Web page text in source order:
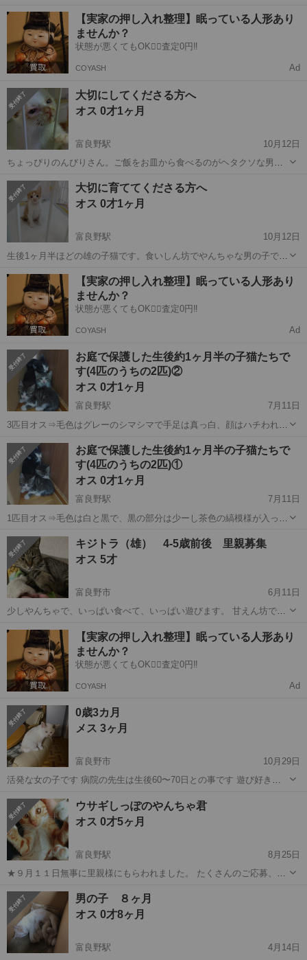
た当初は特に左目がひどい状態でした。途中から大丈夫そうだった右
目が腫れ上がり、今は腫瘍化してしま...
北海道 富良野市 富良野駅 猫 全盲
【実家の押し入れ整理】眠っている人形あり
ませんか？
状態が悪くてもOK🙆‍♀️査定0円‼️
COYASH Ad
大切にしてくださる方へ
オス 0才1ヶ月
富良野駅
10月12日
ちょっぴりのんびりさん。ご飯をお皿から食べるのがヘタクソな男の
開かず、一時体重が減ったりとちょっと心配な子でしたが、ちゃんと
自分でご飯を食べられるくらいにまで...
北海道 富良野市 富良野駅
大切に育ててくださる方へ
オス 0才1ヶ月
富良野駅
10月12日
生後1ヶ月半ほどの雄の子猫です。食いしん坊でやんちゃな男の子で
が全く開かず、ご飯もスポイトで与えていましたが今では自分からが
つがつ食べています。 若干右目の角...
北海道 富良野市 富良野駅 猫 ワクチン
【実家の押し入れ整理】眠っている人形あり
ませんか？
状態が悪くてもOK🙆‍♀️査定0円‼️
COYASH Ad
お庭で保護した生後約1ヶ月半の子猫たちで
す(4匹のうちの2匹)②
オス 0才1ヶ月
富良野駅
7月11日
3匹目オス⇒毛色はグレーのシマシマで手足は真っ白、顔はハチわれ模
だらで手足は真っ白、顔はハチわれ模様で鼻は黒、首に白い襟巻きを
巻いているような模様で、柔らかい...
北海道 富良野市 富良野駅 猫 去勢手術
お庭で保護した生後約1ヶ月半の子猫たちで
す(4匹のうちの2匹)①
オス 0才1ヶ月
富良野駅
7月11日
1匹目オス⇒毛色は白と黒で、黒の部分は少ーし茶色の縞模様が入って
少しだけ茶色が入っていて、柔らかい毛質です。 慣れるまでは少し恐
がっている様子で、シャー...
北海道 富良野市 富良野駅 去勢手術
キジトラ（雄） 4-5歳前後 里親募集
オス 5才
富良野市
6月11日
少しやんちゃで、いっぱい食べて、いっぱい遊びます。 甘えん坊で、
も嫌がらずに身を委ねてくれます。 身体は大きく、がっしりした良い
身体をしています。 大き...
北海道 富良野市 5歳
【実家の押し入れ整理】眠っている人形あり
ませんか？
状態が悪くてもOK🙆‍♀️査定0円‼️
COYASH Ad
0歳3カ月
メス 3ヶ月
富良野市
10月29日
活発な女の子です 病院の先生は生後60〜70日との事です 遊び好きで
ります 健康診断も受診済みです 耳だにもなく健康です 一応 ダニ予
防、耳だにの薬はして ...
北海道 富良野市
ウサギしっぽのやんちゃ君
オス 0才5ヶ月
富良野駅
8月25日
★９月１１日無事に里親様にもらわれました。 たくさんのご応募、あ
の指導のもと洗浄し、フワフワに戻りました。ケージで保護し、自由
時間には元気に走り回ってお...
北海道 富良野市 富良野駅
男の子 ８ヶ月
オス 0才8ヶ月
富良野駅
4月14日